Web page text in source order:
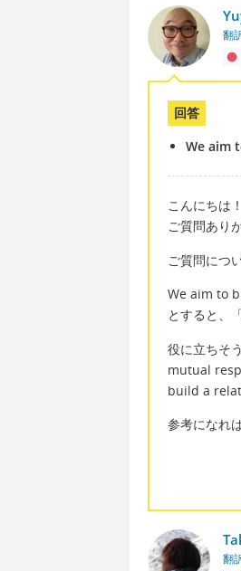
翻
回答
We aim
こんにちは！
ご質問あり
ご質問につ
We aim to
とすると、
役に立ちそ
mutual
build a
参考になれ
翻